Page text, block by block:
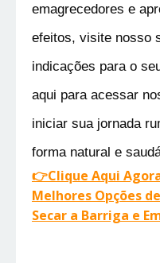
emagrecedores e
efeitos, visite nosso
indicações para o
aqui para acessar
iniciar sua jornada
forma natural e
👉Clique Aqui
Melhores Opções
Secar a Barriga e